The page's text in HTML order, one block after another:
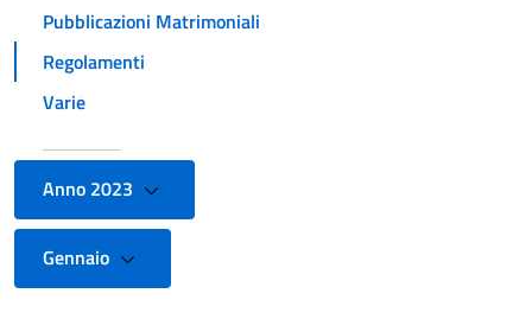
Pubblicazioni Matrimoniali
Regolamenti
Varie
Anno 2023
Gennaio